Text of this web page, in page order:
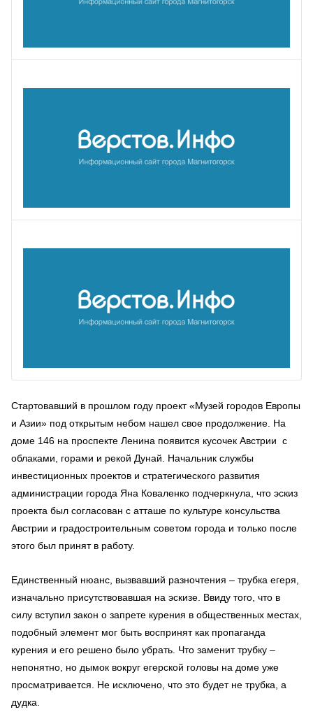
Стартовавший в прошлом году проект «Музей городов Европы
и Азии» под открытым небом нашел свое продолжение. На
доме 146 на проспекте Ленина появится кусочек Австрии с
облаками, горами и рекой Дунай. Начальник службы
инвестиционных проектов и стратегического развития
администрации города Яна Коваленко подчеркнула, что эскиз
проекта был согласован с атташе по культуре консульства
Австрии и градостроительным советом города и только после
этого был принят в работу.
Единственный нюанс, вызвавший разночтения – трубка егеря,
изначально присутствовавшая на эскизе. Ввиду того, что в
силу вступил закон о запрете курения в общественных местах,
подобный элемент мог быть воспринят как пропаганда
курения и его решено было убрать. Что заменит трубку –
непонятно, но дымок вокруг егерской головы на доме уже
просматривается. Не исключено, что это будет не трубка, а
дудка.